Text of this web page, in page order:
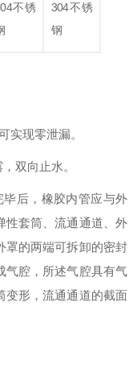
不锈 304不锈
钢
实现零泄漏。
双向止水。
后，橡胶内管应与外
性套筒、流通通道、外
罩的两端可拆卸的密封
气腔，所述气腔具有气
变形，流通通道的截面